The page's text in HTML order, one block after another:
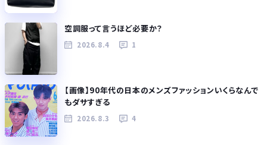
空調服って言うほど必要か？
2026.8.4 1
【画像】90年代の日本のメンズファッションいくらなんで
もダサすぎる
2026.8.3 4